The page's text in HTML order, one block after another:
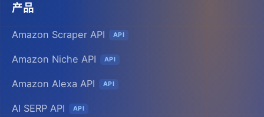
产品
Amazon Scraper API API
Amazon Niche API API
Amazon Alexa API API
AI SERP API API